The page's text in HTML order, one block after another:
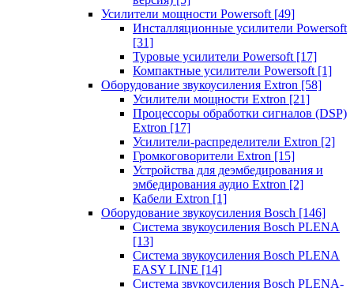
Усилители мощности Powersoft [49]
Инсталляционные усилители Powersoft
[31]
Туровые усилители Powersoft [17]
Компактные усилители Powersoft [1]
Оборудование звукоусиления Extron [58]
Усилители мощности Extron [21]
Процессоры обработки сигналов (DSP)
Extron [17]
Усилители-распределители Extron [2]
Громкоговорители Extron [15]
Устройства для деэмбедирования и
эмбедирования аудио Extron [2]
Кабели Extron [1]
Оборудование звукоусиления Bosch [146]
Система звукоусиления Bosch PLENA
[13]
Система звукоусиления Bosch PLENA
EASY LINE [14]
Система звукоусиления Bosch PLENA-